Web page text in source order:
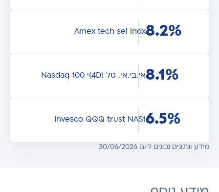
8.2%
Amex tech sel indx
8.1%אי.בי.אי. סל (4D)י Nasdaq 100
6.5%
Invesco QQQ trust NAS1
מידע ונתונים נכונים ליום 30/06/2026